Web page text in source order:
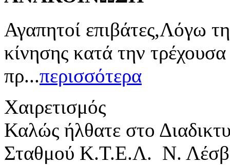
Αγαπητοί επιβάτες,Λόγω
κίνησης κατά την
πρ...περισσότερα
Χαιρετισμός
Καλώς ήλθατε στο
Σταθμού Κ.Τ.Ε.Λ. Ν.